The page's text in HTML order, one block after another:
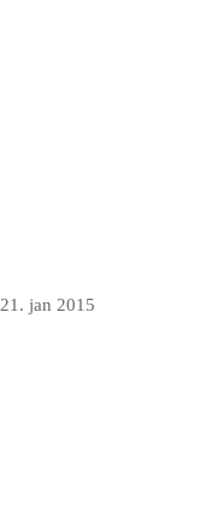
21. jan 2015